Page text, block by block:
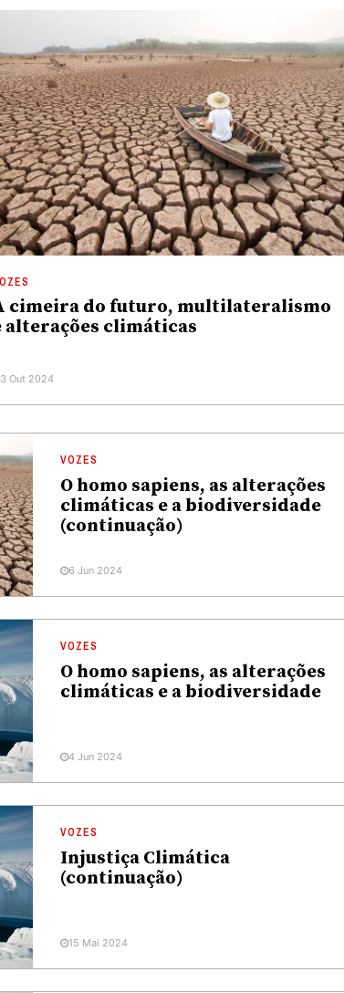
cimeira do futuro, multilateralismo
alterações climáticas
3 Out 2024
VOZES
O homo sapiens, as alterações
climáticas e a biodiversidade
(continuação)
6 Jun 2024
VOZES
O homo sapiens, as alterações
climáticas e a biodiversidade
4 Jun 2024
VOZES
Injustiça Climática
(continuação)
15 Mai 2024